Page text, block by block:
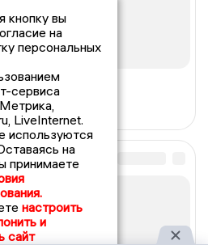
кнопку вы
на
персональных
сервиса
LiveInternet.
используются
на
принимаете
настроить
и
сайт